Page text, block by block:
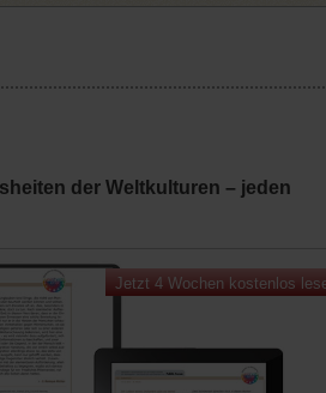
der Weltkulturen – jeden
Jetzt 4 Wochen kostenlos